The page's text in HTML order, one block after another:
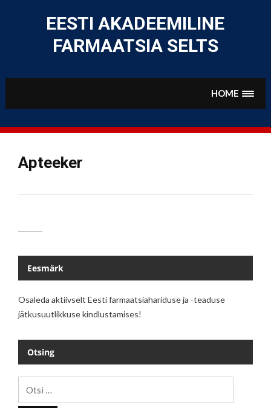
content
EESTI AKADEEMILINE
FARMAATSIA SELTS
HOME
Apteeker
Eesmärk
Osaleda aktiivselt Eesti farmaatsiahariduse ja -teaduse
jätkusuutlikkuse kindlustamises!
Otsing